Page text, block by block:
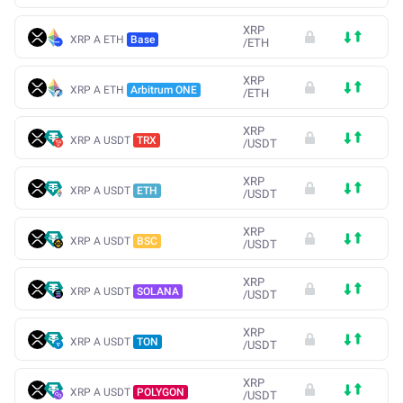
XRP A ETH Base
XRP
/ETH
XRP A ETH Arbitrum ONE
XRP
/ETH
XRP A USDT TRX
XRP
/USDT
XRP A USDT ETH
XRP
/USDT
XRP A USDT BSC
XRP
/USDT
XRP A USDT SOLANA
XRP
/USDT
XRP A USDT TON
XRP
/USDT
XRP A USDT POLYGON
XRP
/USDT